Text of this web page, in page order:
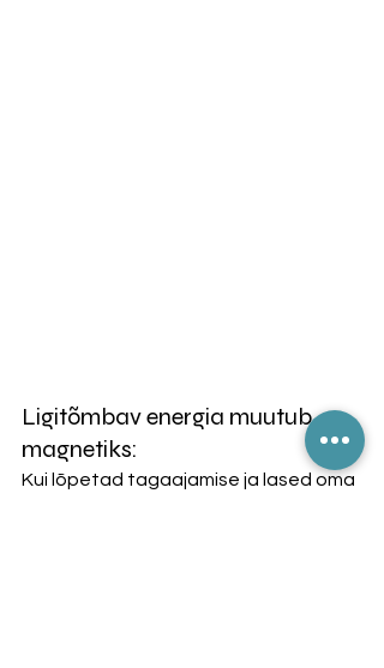
Ligitõmbav energia muutub
magnetiks:
Kui lõpetad tagaajamise ja lased oma